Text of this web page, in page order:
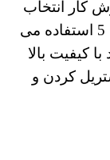
کار انتخاب
می کند. از گیره آلیس با دندانهای 4 × 5 استفاده می
کیفیت بالا
کردن و